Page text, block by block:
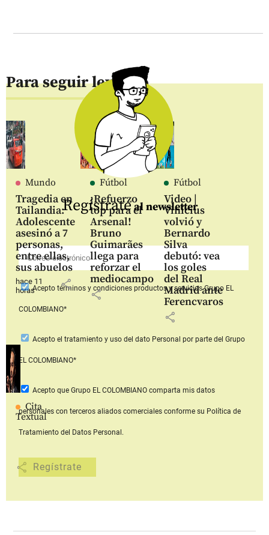
Para seguir leyendo
Mundo
Tragedia en
Tailandia:
Adolescente
asesinó a 7
personas,
entre ellas,
sus abuelos
hace 11
horas
share
Fútbol
¡Refuerzo
top para el
Arsenal!
Bruno
Guimarães
llega para
reforzar el
mediocampo
share
Fútbol
Video |
Vinícius
volvió y
Bernardo
Silva
debutó: vea
los goles
del Real
Madrid ante
Ferencvaros
share
Cita
Textual
share
Regístrateal newsletter
Aceptotérminos y condiciones productos y serviciosGrupo EL
COLOMBIANO*
Acepto el tratamiento y uso del dato Personal por parte del Grupo
EL COLOMBIANO*
Acepto que Grupo EL COLOMBIANOcomparta mis datos
personales con terceros aliados comerciales conforme su Política de
Tratamiento del Datos Personal.